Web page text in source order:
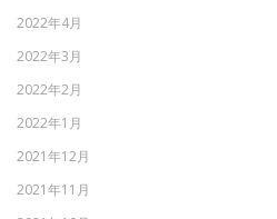
2022年4月
2022年3月
2022年2月
2022年1月
2021年12月
2021年11月